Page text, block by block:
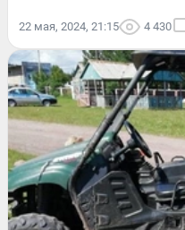
22 мая, 2024, 21:15 4 430